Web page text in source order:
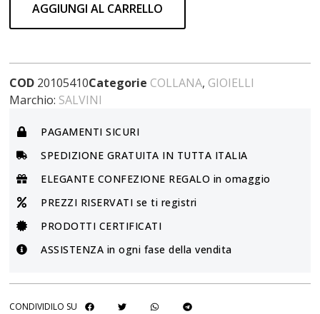
AGGIUNGI AL CARRELLO
COD 20105410Categorie COLLANA, GIOIELLI
Marchio: SALVINI
PAGAMENTI SICURI
SPEDIZIONE GRATUITA IN TUTTA ITALIA
ELEGANTE CONFEZIONE REGALO in omaggio
PREZZI RISERVATI se ti registri
PRODOTTI CERTIFICATI
ASSISTENZA in ogni fase della vendita
CONDIVIDILO SU